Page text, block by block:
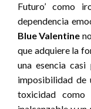
Futuro’ como
dependencia
Blue Valentine
que adquiere la
una esencia
imposibilidad de
toxicidad como